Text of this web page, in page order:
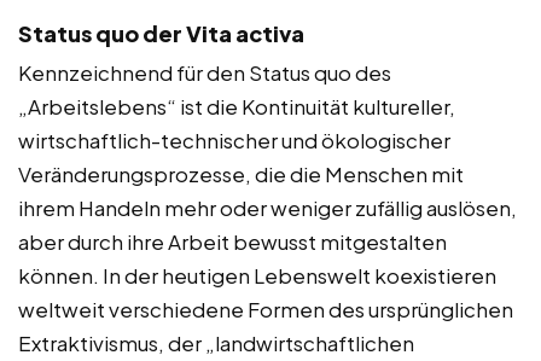
Status quo der Vita activa
Kennzeichnend für den Status quo des
„Arbeitslebens“ ist die Kontinuität kultureller,
wirtschaftlich-technischer und ökologischer
Veränderungsprozesse, die die Menschen mit
ihrem Handeln mehr oder weniger zufällig auslösen,
aber durch ihre Arbeit bewusst mitgestalten
können. In der heutigen Lebenswelt koexistieren
weltweit verschiedene Formen des ursprünglichen
Extraktivismus, der „landwirtschaftlichen